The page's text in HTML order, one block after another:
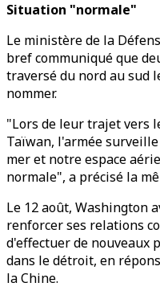
Situation "normale"
Le ministère de la
bref communiqué que
traversé du nord au sud
nommer.
"Lors de leur trajet vers
Taïwan, l'armée
mer et notre espace
normale", a précisé la
Le 12 août, Washington
renforcer ses relations
d'effectuer de nouveaux
dans le détroit, en
la Chine.